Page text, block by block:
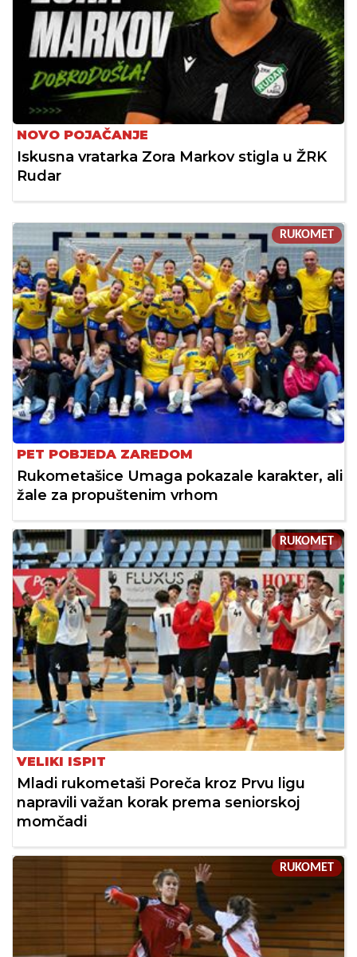
NOVO POJAČANJE
Iskusna vratarka Zora Markov stigla u ŽRK
Rudar
RUKOMET
PET POBJEDA ZAREDOM
Rukometašice Umaga pokazale karakter, ali
žale za propuštenim vrhom
RUKOMET
VELIKI ISPIT
Mladi rukometaši Poreča kroz Prvu ligu
napravili važan korak prema seniorskoj
momčadi
RUKOMET